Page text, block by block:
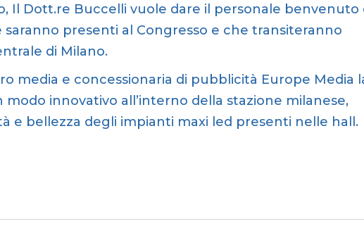
Il Dott.re Buccelli vuole dare il personale benvenuto
presenti al Congresso e che transiteranno
di Milano.
media e concessionaria di pubblicità Europe Media
innovativo all’interno della stazione milanese,
e bellezza degli impianti maxi led presenti nelle hall.